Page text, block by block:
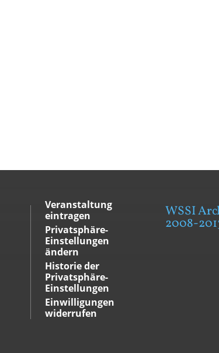
Veranstaltung
eintragen
Privatsphäre-
Einstellungen
ändern
Historie der
Privatsphäre-
Einstellungen
Einwilligungen
widerrufen
WSSI
2008-